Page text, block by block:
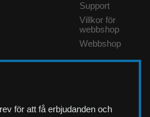
Support
Villkor för
webbshop
Webbshop
för att få erbjudanden och